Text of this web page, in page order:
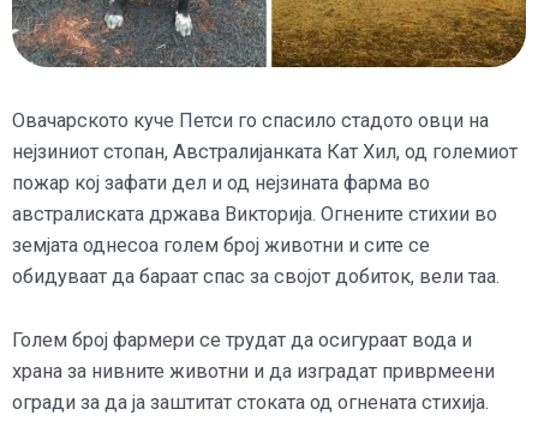
Овачарското куче Петси го спасило стадото овци на
нејзиниот стопан, Австралијанката Кат Хил, од големиот
пожар кој зафати дел и од нејзината фарма во
австралиската држава Викторија. Огнените стихии во
земјата однесоа голем број животни и сите се
обидуваат да бараат спас за својот добиток, вели таа.
Голем број фармери се трудат да осигураат вода и
храна за нивните животни и да изградат приврмеени
огради за да ја заштитат стоката од огнената стихија.